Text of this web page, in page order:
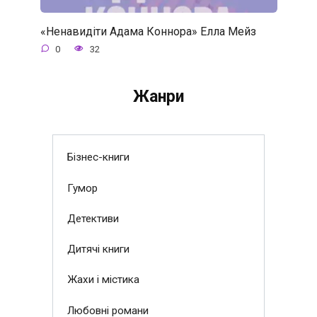
«Ненавидіти Адама Коннора» Елла Мейз
0 32
Жанри
Бізнес-книги
Гумор
Детективи
Дитячі книги
Жахи і містика
Любовні романи